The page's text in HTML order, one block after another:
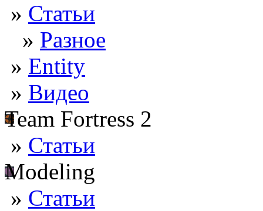
» Статьи
» Разное
» Entity
» Видео
Team Fortress 2
» Статьи
Modeling
» Статьи